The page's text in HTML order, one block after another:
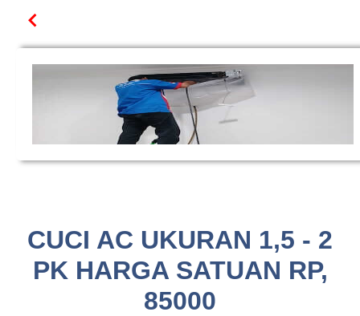
CUCI AC UKURAN 1,5 - 2
PK HARGA SATUAN RP,
85000